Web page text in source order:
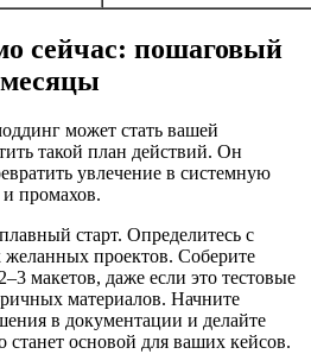
сейчас: пошаговый
может стать вашей
такой план действий. Он
увлечение в системную
и промахов.
старт. Определитесь с
желанных проектов. Соберите
макетов, даже если это тестовые
материалов. Начните
в документации и делайте
основой для ваших кейсов.